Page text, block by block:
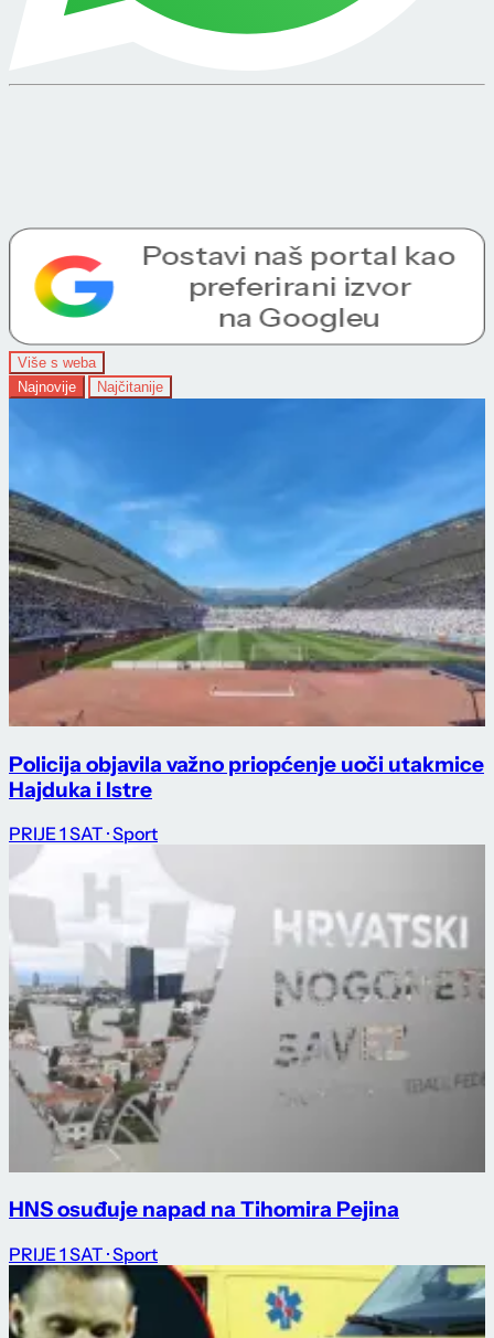
Više s weba
Najnovije
Najčitanije
Policija objavila važno priopćenje uoči utakmice
Hajduka i Istre
PRIJE 1 SAT · Sport
HNS osuđuje napad na Tihomira Pejina
PRIJE 1 SAT · Sport